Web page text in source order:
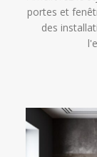
portes et
des